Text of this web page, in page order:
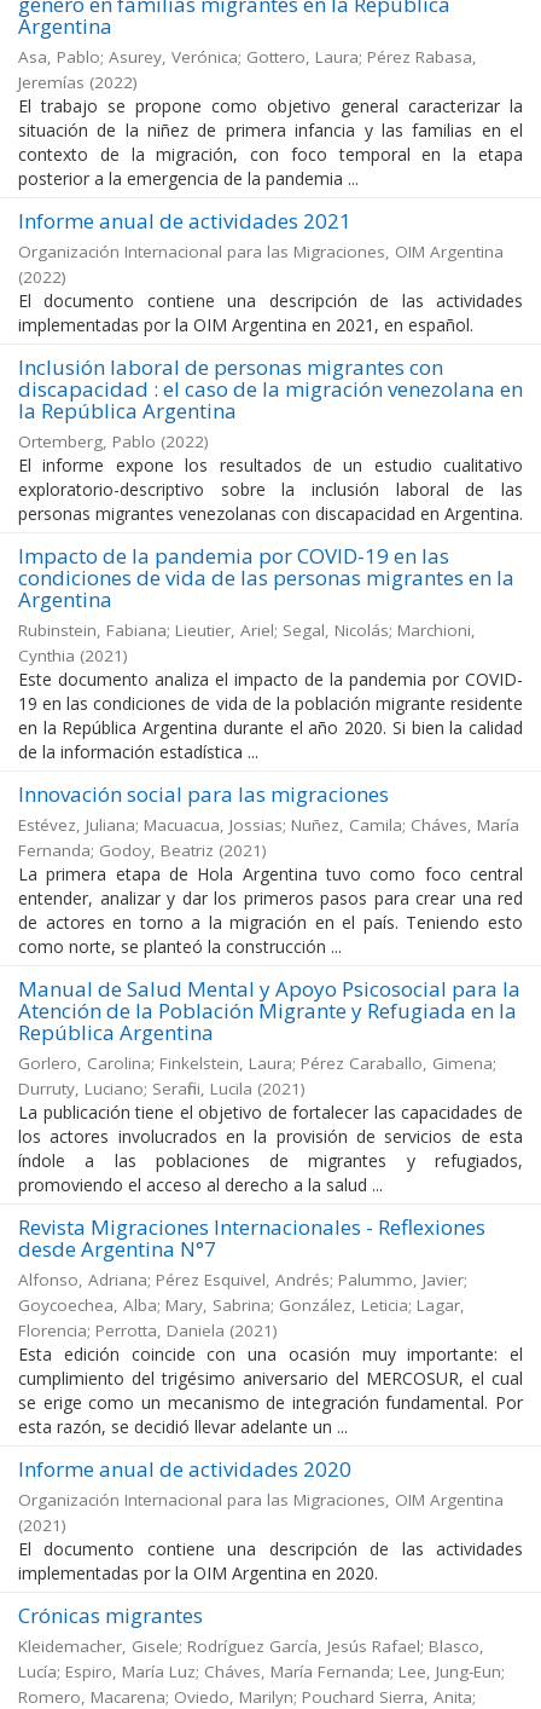
Argentina
Asa, Pablo; Asurey, Verónica; Gottero, Laura; Pérez Rabasa,
Jeremías (2022)
El trabajo se propone como objetivo general caracterizar la
situación de la niñez de primera infancia y las familias en el
contexto de la migración, con foco temporal en la etapa
posterior a la emergencia de la pandemia ...
Informe anual de actividades 2021
Organización Internacional para las Migraciones, OIM Argentina
(2022)
El documento contiene una descripción de las actividades
implementadas por la OIM Argentina en 2021, en español.
Inclusión laboral de personas migrantes con
discapacidad : el caso de la migración venezolana en
la República Argentina
Ortemberg, Pablo (2022)
El informe expone los resultados de un estudio cualitativo
exploratorio-descriptivo sobre la inclusión laboral de las
personas migrantes venezolanas con discapacidad en Argentina.
Impacto de la pandemia por COVID-19 en las
condiciones de vida de las personas migrantes en la
Argentina
Rubinstein, Fabiana; Lieutier, Ariel; Segal, Nicolás; Marchioni,
Cynthia (2021)
Este documento analiza el impacto de la pandemia por COVID-
19 en las condiciones de vida de la población migrante residente
en la República Argentina durante el año 2020. Si bien la calidad
de la información estadística ...
Innovación social para las migraciones
Estévez, Juliana; Macuacua, Jossias; Nuñez, Camila; Cháves, María
Fernanda; Godoy, Beatriz (2021)
La primera etapa de Hola Argentina tuvo como foco central
entender, analizar y dar los primeros pasos para crear una red
de actores en torno a la migración en el país. Teniendo esto
como norte, se planteó la construcción ...
Manual de Salud Mental y Apoyo Psicosocial para la
Atención de la Población Migrante y Refugiada en la
República Argentina
Gorlero, Carolina; Finkelstein, Laura; Pérez Caraballo, Gimena;
Durruty, Luciano; Serafini, Lucila (2021)
La publicación tiene el objetivo de fortalecer las capacidades de
los actores involucrados en la provisión de servicios de esta
índole a las poblaciones de migrantes y refugiados,
promoviendo el acceso al derecho a la salud ...
Revista Migraciones Internacionales - Reflexiones
desde Argentina N°7
Alfonso, Adriana; Pérez Esquivel, Andrés; Palummo, Javier;
Goycoechea, Alba; Mary, Sabrina; González, Leticia; Lagar,
Florencia; Perrotta, Daniela (2021)
Esta edición coincide con una ocasión muy importante: el
cumplimiento del trigésimo aniversario del MERCOSUR, el cual
se erige como un mecanismo de integración fundamental. Por
esta razón, se decidió llevar adelante un ...
Informe anual de actividades 2020
Organización Internacional para las Migraciones, OIM Argentina
(2021)
El documento contiene una descripción de las actividades
implementadas por la OIM Argentina en 2020.
Crónicas migrantes
Kleidemacher, Gisele; Rodríguez García, Jesús Rafael; Blasco,
Lucía; Espiro, María Luz; Cháves, María Fernanda; Lee, Jung-Eun;
Romero, Macarena; Oviedo, Marilyn; Pouchard Sierra, Anita;